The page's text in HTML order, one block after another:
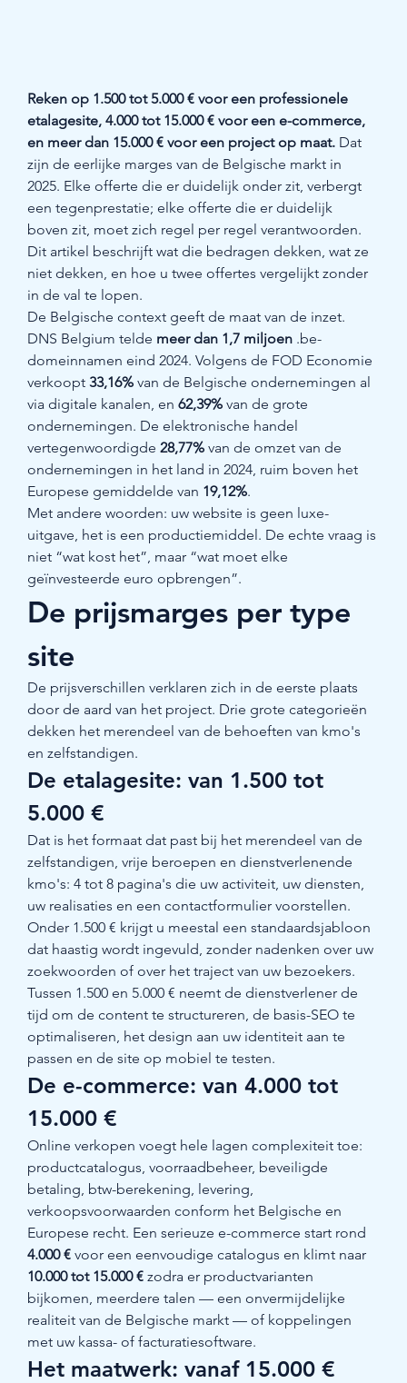
Reken op 1.500 tot 5.000 € voor een professionele
etalagesite, 4.000 tot 15.000 € voor een e-commerce,
en meer dan 15.000 € voor een project op maat. Dat
zijn de eerlijke marges van de Belgische markt in
2025. Elke offerte die er duidelijk onder zit, verbergt
een tegenprestatie; elke offerte die er duidelijk
boven zit, moet zich regel per regel verantwoorden.
Dit artikel beschrijft wat die bedragen dekken, wat ze
niet dekken, en hoe u twee offertes vergelijkt zonder
in de val te lopen.
De Belgische context geeft de maat van de inzet.
DNS Belgium telde meer dan 1,7 miljoen .be-
domeinnamen eind 2024. Volgens de FOD Economie
verkoopt 33,16% van de Belgische ondernemingen al
via digitale kanalen, en 62,39% van de grote
ondernemingen. De elektronische handel
vertegenwoordigde 28,77% van de omzet van de
ondernemingen in het land in 2024, ruim boven het
Europese gemiddelde van 19,12%.
Met andere woorden: uw website is geen luxe-
uitgave, het is een productiemiddel. De echte vraag is
niet “wat kost het”, maar “wat moet elke
geïnvesteerde euro opbrengen”.
De prijsmarges per type
site
De prijsverschillen verklaren zich in de eerste plaats
door de aard van het project. Drie grote categorieën
dekken het merendeel van de behoeften van kmo's
en zelfstandigen.
De etalagesite: van 1.500 tot
5.000 €
Dat is het formaat dat past bij het merendeel van de
zelfstandigen, vrije beroepen en dienstverlenende
kmo's: 4 tot 8 pagina's die uw activiteit, uw diensten,
uw realisaties en een contactformulier voorstellen.
Onder 1.500 € krijgt u meestal een standaardsjabloon
dat haastig wordt ingevuld, zonder nadenken over uw
zoekwoorden of over het traject van uw bezoekers.
Tussen 1.500 en 5.000 € neemt de dienstverlener de
tijd om de content te structureren, de basis-SEO te
optimaliseren, het design aan uw identiteit aan te
passen en de site op mobiel te testen.
De e-commerce: van 4.000 tot
15.000 €
Online verkopen voegt hele lagen complexiteit toe:
productcatalogus, voorraadbeheer, beveiligde
betaling, btw-berekening, levering,
verkoopsvoorwaarden conform het Belgische en
Europese recht. Een serieuze e-commerce start rond
4.000 € voor een eenvoudige catalogus en klimt naar
10.000 tot 15.000 € zodra er productvarianten
bijkomen, meerdere talen — een onvermijdelijke
realiteit van de Belgische markt — of koppelingen
met uw kassa- of facturatiesoftware.
Het maatwerk: vanaf 15.000 €